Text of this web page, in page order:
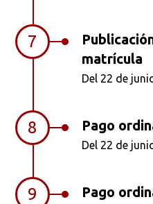
7
matrícula
Del 22 de
8 Pago
Del 22 de
9 Pago